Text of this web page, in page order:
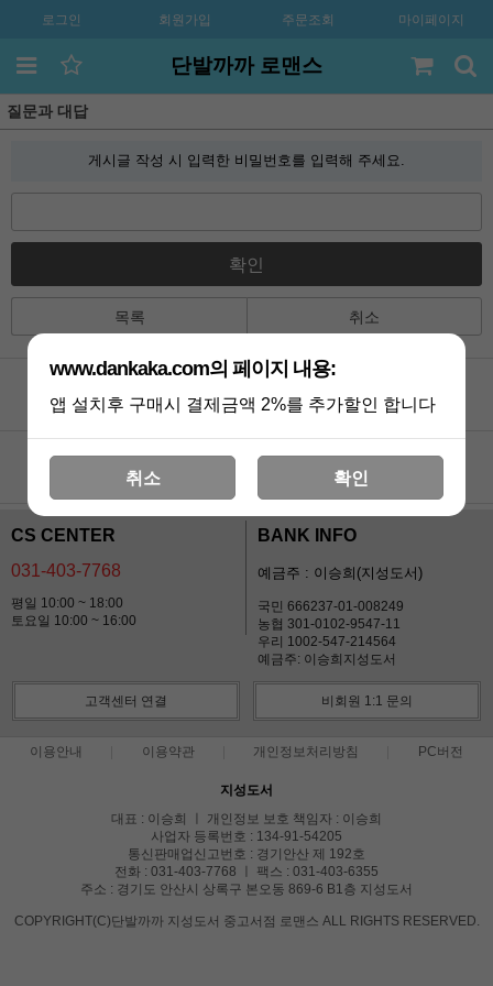
로그인 회원가입 주문조회 마이페이지
단발까까 로맨스
질문과 대답
게시글 작성 시 입력한 비밀번호를 입력해 주세요.
확인
목록 취소
공지사항 카톡상담 Q&A 멤버쉽
VIP 게시판
CS CENTER
031-403-7768
평일 10:00 ~ 18:00
토요일 10:00 ~ 16:00
BANK INFO
예금주 : 이승희(지성도서)
국민 666237-01-008249
농협 301-0102-9547-11
우리 1002-547-214564
예금주: 이승희지성도서
고객센터 연결 비회원 1:1 문의
이용안내 이용약관 개인정보처리방침 PC버전
지성도서
대표 : 이승희 ㅣ 개인정보 보호 책임자 : 이승희
사업자 등록번호 : 134-91-54205
통신판매업신고번호 : 경기안산 제 192호
전화 : 031-403-7768 ㅣ 팩스 : 031-403-6355
주소 : 경기도 안산시 상록구 본오동 869-6 B1층 지성도서
COPYRIGHT(C)단발까까 지성도서 중고서점 로맨스 ALL RIGHTS RESERVED.
www.dankaka.com의 페이지 내용:
앱 설치후 구매시 결제금액 2%를 추가할인 합니다
취소 확인